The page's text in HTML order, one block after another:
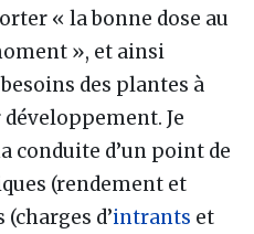
« la bonne dose au
», et ainsi
des plantes à
développement. Je
conduite d’un point de
(rendement et
d’intrants et